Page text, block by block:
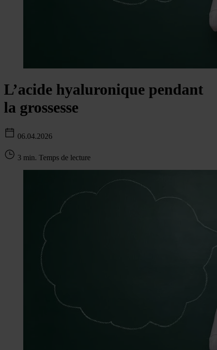
L’acide hyaluronique pendant
la grossesse
06.04.2026
3 min. Temps de lecture